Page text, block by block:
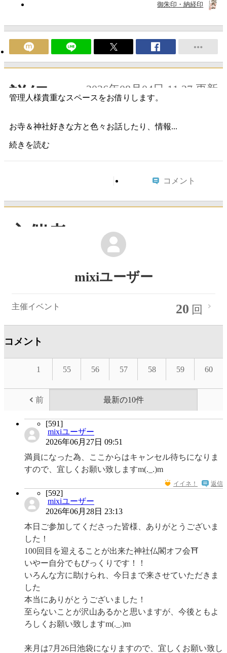
御朱印・納経印
詳細 2026年08月04日 11:27 更新
管理人様貴重なスペースをお借りします。
お寺＆神社好きな方と色々お話したり、情報...
続きを読む
コメント
主催者
mixiユーザー
主催イベント 20 回
コメント
1 55 56 57 58 59 60
前 最新の10件
[591]
mixiユーザー
2026年06月27日 09:51
満員になった為、ここからはキャンセル待ちになりま
すので、宜しくお願い致しますm(._.)m
イイネ！ 返信
[592]
mixiユーザー
2026年06月28日 23:13
本日ご参加してくださった皆様、ありがとうございま
した！
100回目を迎えることが出来た神社仏閣オフ会⛩
いやー自分でもびっくりです！！
いろんな方に助けられ、今日まで来させていただきま
した
本当にありがとうございました！
至らないことが沢山あるかと思いますが、今後ともよ
ろしくお願い致しますm(._.)m
来月は7月26日池袋になりますので、宜しくお願い致し